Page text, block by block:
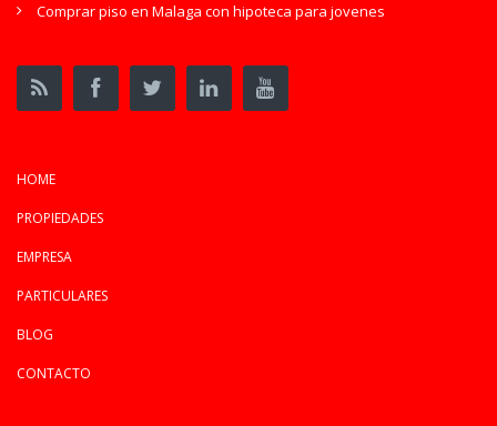
Comprar piso en Malaga con hipoteca para jovenes
HOME
PROPIEDADES
EMPRESA
PARTICULARES
BLOG
CONTACTO